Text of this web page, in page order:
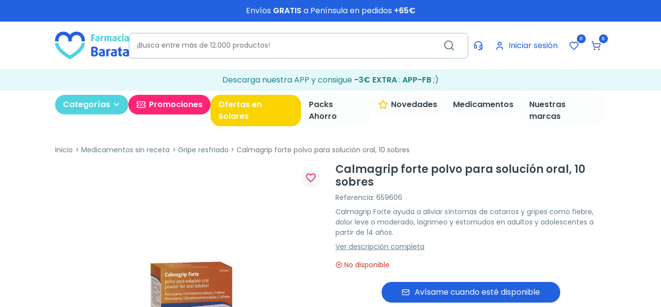
Envíos GRATIS a Península en pedidos +65€
Iniciar sesión
0 0
Descarga nuestra APP y consigue -3€ EXTRA: APP-FB;)
Categorías Promociones
Ofertas en
Solares
Packs
Ahorro
Novedades Medicamentos
Nuestras
marcas
Inicio Medicamentos sin receta Gripe resfriado Calmagrip forte polvo para solución oral, 10 sobres
favorite_border
Calmagrip forte polvo para solución oral, 10
sobres
Referencia: 659606
Calmagrip Forte ayuda a aliviar síntomas de catarros y gripes como fiebre,
dolor leve o moderado, lagrimeo y estornudos en adultos y adolescentes a
partir de 14 años.
Ver descripción completa
No disponible
Avísame cuando esté disponible